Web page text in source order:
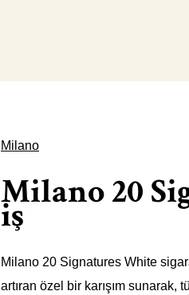
Milano
Milano 20
iş
Milano 20 Signatures White
artıran özel bir karışım